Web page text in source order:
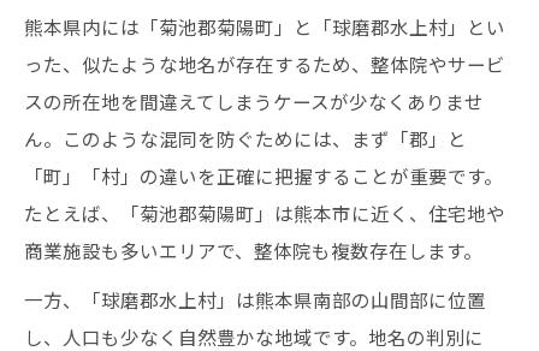
熊本県内には「菊池郡菊陽町」と「球磨郡水上村」とい
った、似たような地名が存在するため、整体院やサービ
スの所在地を間違えてしまうケースが少なくありませ
ん。このような混同を防ぐためには、まず「郡」と
「町」「村」の違いを正確に把握することが重要です。
たとえば、「菊池郡菊陽町」は熊本市に近く、住宅地や
商業施設も多いエリアで、整体院も複数存在します。
一方、「球磨郡水上村」は熊本県南部の山間部に位置
し、人口も少なく自然豊かな地域です。地名の判別に